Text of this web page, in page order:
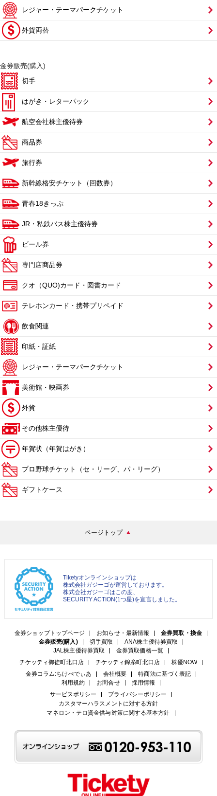
レジャー・テーマパークチケット
外貨両替
金券販売(購入)
切手
はがき・レターパック
航空会社株主優待券
商品券
旅行券
新幹線格安チケット（回数券）
青春18きっぷ
JR・私鉄バス株主優待券
ビール券
専門店商品券
クオ（QUO)カード・図書カード
テレホンカード・携帯プリペイド
飲食関連
印紙・証紙
レジャー・テーマパークチケット
美術館・映画券
外貨
その他株主優待
年賀状（年賀はがき）
プロ野球チケット（セ・リーグ、パ・リーグ）
ギフトケース
ページトップ
Tiketyオンラインショップは
株式会社ガジーゴが運営しております。
株式会社ガジーゴはこの度、
SECURITY ACTION(1つ星)を宣言しました。
金券ショップトップページ お知らせ・最新情報
金券買取・換金
金券販売(購入)
切手買取
ANA株主優待券買取
JAL株主優待券買取
金券買取価格一覧
チケッティ御徒町北口店
チケッティ錦糸町北口店
株優NOW
金券コラム:ちけぺでぃあ
会社概要
特商法に基づく表記
利用規約
お問合せ
採用情報
サービスポリシー
プライバシーポリシー
カスタマーハラスメントに対する方針
マネロン・テロ資金供与対策に関する基本方針